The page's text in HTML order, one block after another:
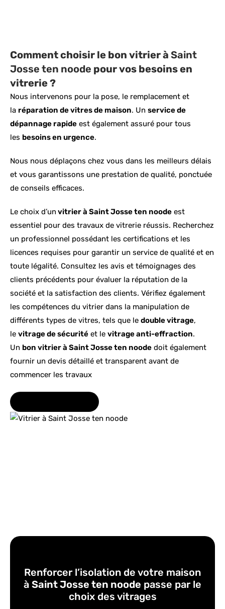
Comment choisir le bon vitrier à Saint
Josse ten noode pour vos besoins en
vitrerie ?
Nous intervenons pour la pose, le remplacement et
la réparation de vitres de maison. Un service de
dépannage rapide est également assuré pour tous
les besoins en urgence.
Nous nous déplaçons chez vous dans les meilleurs délais
et vous garantissons une prestation de qualité, ponctuée
de conseils efficaces.
Le choix d’un vitrier à Saint Josse ten noode est
essentiel pour des travaux de vitrerie réussis. Recherchez
un professionnel possédant les certifications et les
licences requises pour garantir un service de qualité et en
toute légalité. Consultez les avis et témoignages des
clients précédents pour évaluer la réputation de la
société et la satisfaction des clients. Vérifiez également
les compétences du vitrier dans la manipulation de
différents types de vitres, tels que le double vitrage,
le vitrage de sécurité et le vitrage anti-effraction.
Un bon vitrier à Saint Josse ten noode doit également
fournir un devis détaillé et transparent avant de
commencer les travaux
Renforcer l’isolation de votre maison
à Saint Josse ten noode passe par le
choix des vitrages